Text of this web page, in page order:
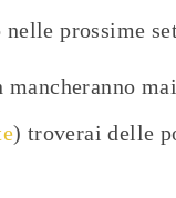
prossime
mancheranno
) troverai delle